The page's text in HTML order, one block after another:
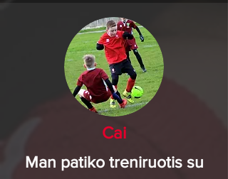
Cai
Man patiko treniruotis su